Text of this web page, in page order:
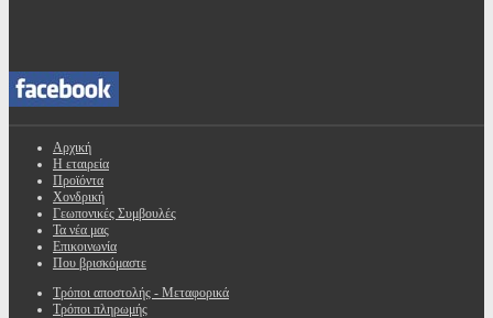
Αρχική
Η εταιρεία
Προϊόντα
Χονδρική
Γεωπονικές Συμβουλές
Τα νέα μας
Επικοινωνία
Που βρισκόμαστε
Τρόποι αποστολής - Μεταφορικά
Τρόποι πληρωμής